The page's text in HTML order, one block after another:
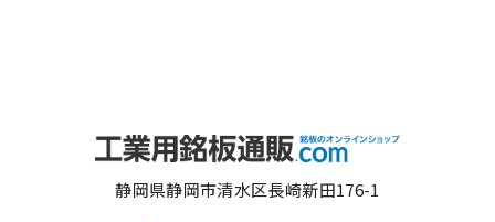
静岡県静岡市清水区長崎新田176-1